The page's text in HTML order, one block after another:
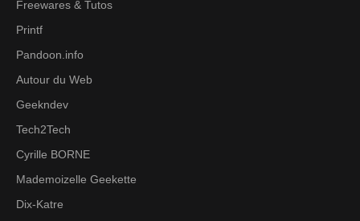
Freewares & Tutos
Printf
Pandoon.info
Autour du Web
Geekndev
Tech2Tech
Cyrille BORNE
Mademoizelle Geekette
Dix-Katre